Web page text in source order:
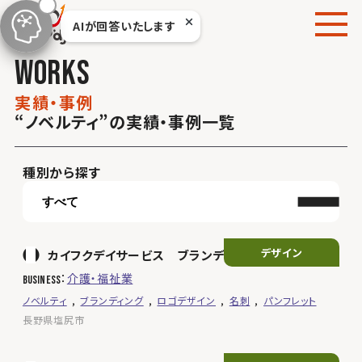
本
文
へworks
実績・事例
“ノベルティ”の実績・事例一覧
種別から探す
デザイン
カイフクデイサービス ブランディング
business 介護・福祉業
ノベルティ ブランディング ロゴデザイン 名刺
パンフレット
長野県塩尻市
AIが回答いたします